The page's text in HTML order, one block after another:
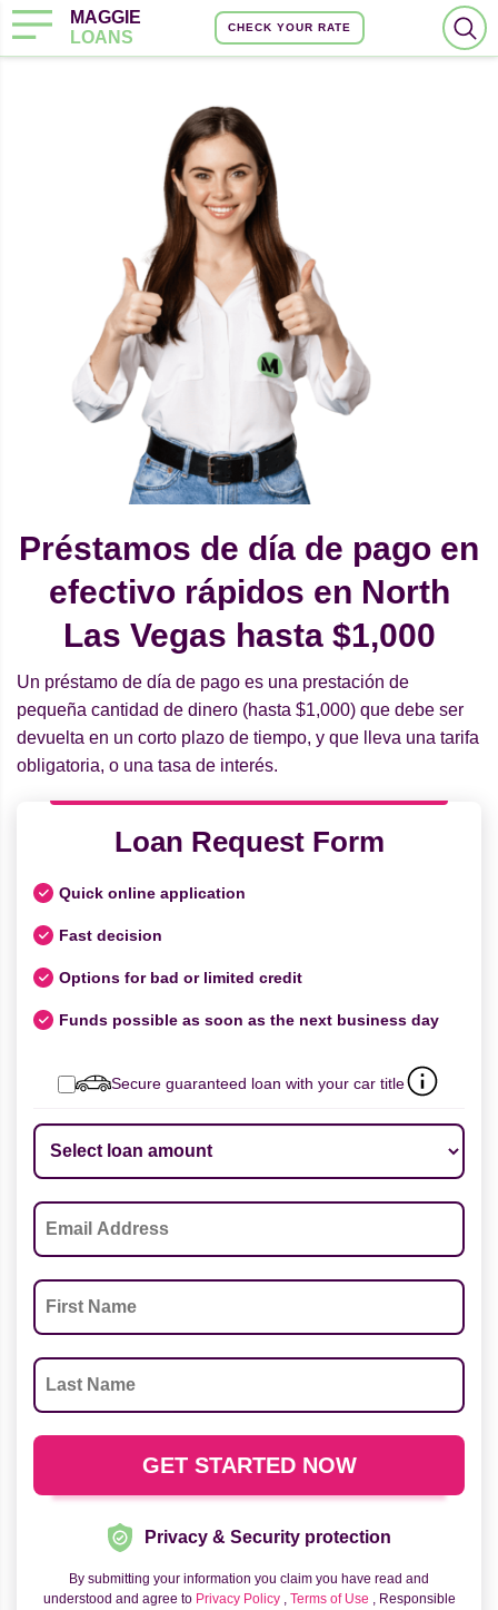
MAGGIE
LOANS
CHECK YOUR RATE
Préstamos de día de pago en
efectivo rápidos en North
Las Vegas hasta $1,000
Un préstamo de día de pago es una prestación de
pequeña cantidad de dinero (hasta $1,000) que debe ser
devuelta en un corto plazo de tiempo, y que lleva una tarifa
obligatoria, o una tasa de interés.
Loan Request Form
Quick online application
Fast decision
Options for bad or limited credit
Funds possible as soon as the next business day
Secure guaranteed loan with your car title
Privacy & Security protection
By submitting your information you claim you have read and
understood and agree to Privacy Policy , Terms of Use , Responsible